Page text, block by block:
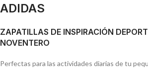
ADIDAS
ZAPATILLAS DE INSPIRACIÓN
NOVENTERO
Perfectas para las actividades diarias de tu